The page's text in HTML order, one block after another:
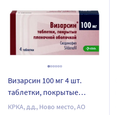
Визарсин 100 мг 4 шт.
таблетки, покрытые
пленочной оболочкой
КРКА, д.д., Ново место, АО